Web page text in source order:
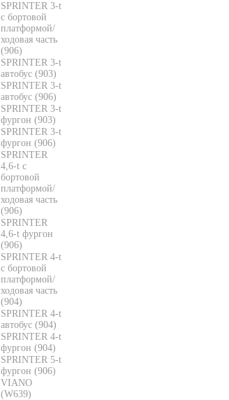
SPRINTER 3-t
c бортовой
платформой/
ходовая часть
(906)
SPRINTER 3-t
автобус (903)
SPRINTER 3-t
автобус (906)
SPRINTER 3-t
фургон (903)
SPRINTER 3-t
фургон (906)
SPRINTER
4,6-t c
бортовой
платформой/
ходовая часть
(906)
SPRINTER
4,6-t фургон
(906)
SPRINTER 4-t
c бортовой
платформой/
ходовая часть
(904)
SPRINTER 4-t
автобус (904)
SPRINTER 4-t
фургон (904)
SPRINTER 5-t
фургон (906)
VIANO
(W639)